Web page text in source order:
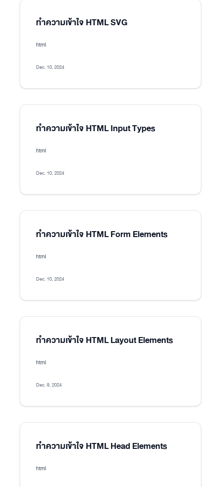
ทำความเข้าใจ HTML SVG
html
Dec. 10, 2024
ทำความเข้าใจ HTML Input Types
html
Dec. 10, 2024
ทำความเข้าใจ HTML Form Elements
html
Dec. 10, 2024
ทำความเข้าใจ HTML Layout Elements
html
Dec. 9, 2024
ทำความเข้าใจ HTML Head Elements
html